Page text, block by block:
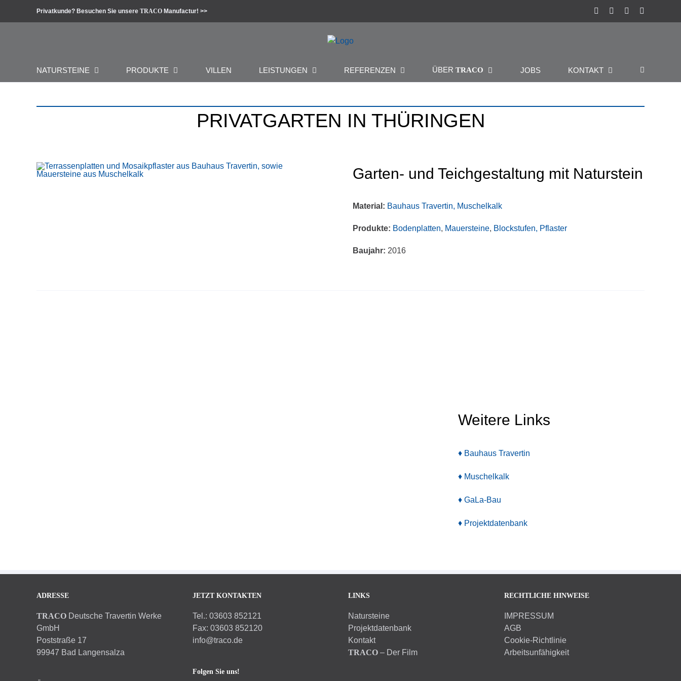
Privatkunde? Besuchen Sie unsere TRACO Manufactur! >> InstagramFacebookPinterest
NATURSTEINE PRODUKTE VILLEN LEISTUNGEN REFERENZEN ÜBERTRACO JOBS KONTAKT
PRIVATGARTEN IN THÜRINGEN
Garten- und Teichgestaltung mit Naturstein
Material: Bauhaus Travertin, Muschelkalk
Produkte: Bodenplatten, Mauersteine, Blockstufen, Pflaster
Baujahr: 2016
Weitere Links
♦ Bauhaus Travertin
♦ Muschelkalk
♦ GaLa-Bau
♦ Projektdatenbank
ADRESSE
TRACO Deutsche Travertin Werke
GmbH
Poststraße 17
99947 Bad Langensalza
JETZT KONTAKTEN
Tel.: 03603 852121
Fax: 03603 852120
info@traco.de
Folgen Sie uns!
LINKS
Natursteine
Projektdatenbank
Kontakt
TRACO – Der Film
RECHTLICHE HINWEISE
IMPRESSUM
AGB
Cookie-Richtlinie
Arbeitsunfähigkeit